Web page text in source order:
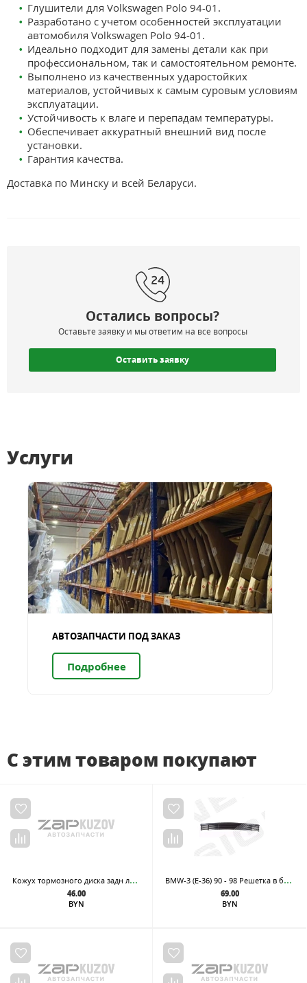
Глушители для Volkswagen Polo 94-01.
Разработано с учетом особенностей эксплуатации
автомобиля Volkswagen Polo 94-01.
Идеально подходит для замены детали как при
профессиональном, так и самостоятельном ремонте.
Выполнено из качественных ударостойких
материалов, устойчивых к самым суровым условиям
эксплуатации.
Устойчивость к влаге и перепадам температуры.
Обеспечивает аккуратный внешний вид после
установки.
Гарантия качества.
Доставка по Минску и всей Беларуси.
Остались вопросы?
Оставьте заявку и мы ответим на все вопросы
Оставить заявку
Услуги
АВТОЗАПЧАСТИ ПОД ЗАКАЗ
Подробнее
С этим товаром покупают
Кож
ух тормозного диска задн лев=прав OPEL: ASTRA G/H/MERIVA (ОЦИНКОВАНО!) (Страна производства: Польша)
46.00
BYN
BMW
-3 (Е-36) 90 - 98 Решетка в бампер закрытая 96->
69.00
BYN